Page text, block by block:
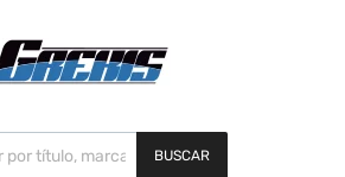
BUSCAR